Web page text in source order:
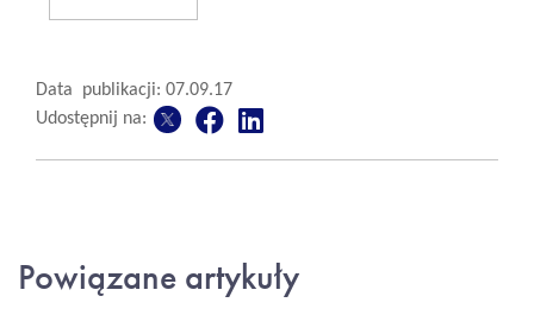
Data publikacji: 07.09.17
Udostępnij na:
Powiązane artykuły